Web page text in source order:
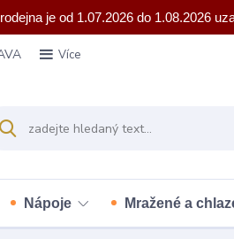
je od 1.07.2026 do 1.08.2026
Více
Nápoje Mražené a